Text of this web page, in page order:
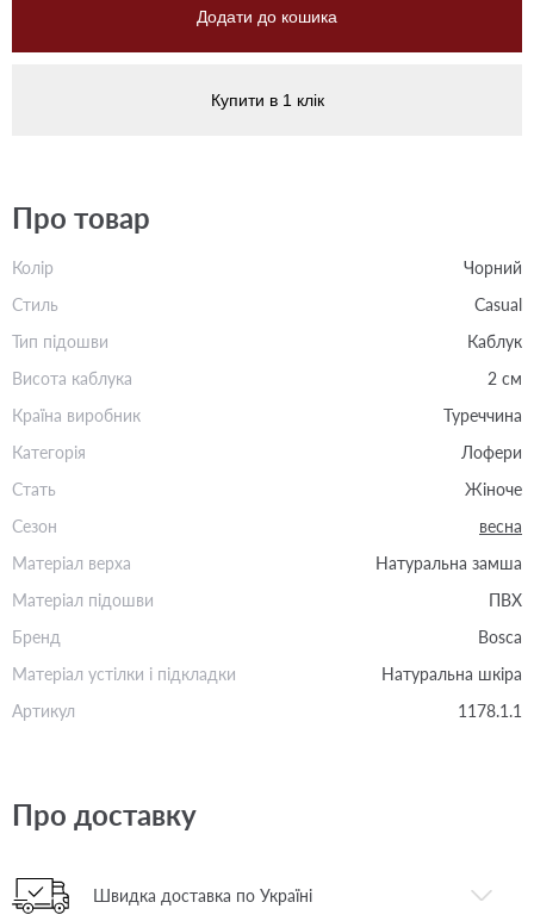
Додати до кошика
Купити в 1 клік
Про товар
Колір
Чорний
Стиль
Casual
Тип підошви
Каблук
Висота каблука
2 см
Країна виробник
Туреччина
Категорія
Лофери
Стать
Жіноче
Сезон
весна
Матеріал верха
Натуральна замша
Матеріал підошви
ПВХ
Бренд
Bosca
Матеріал устілки і підкладки
Натуральна шкіра
Артикул
1178.1.1
Про доставку
Швидка доставка по Україні